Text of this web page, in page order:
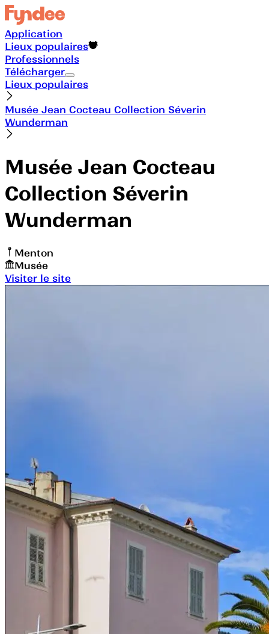
Application
Lieux populaires
Professionnels
Télécharger
Lieux populaires
Musée Jean Cocteau Collection Séverin
Wunderman
Musée Jean Cocteau
Collection Séverin
Wunderman
Menton
Musée
Visiter le site